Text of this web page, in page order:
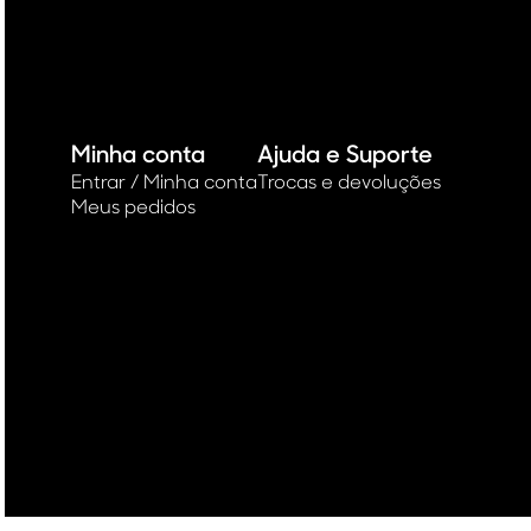
Minha conta
Entrar / Minha conta
Meus pedidos
Ajuda e Suporte
Trocas e devoluções